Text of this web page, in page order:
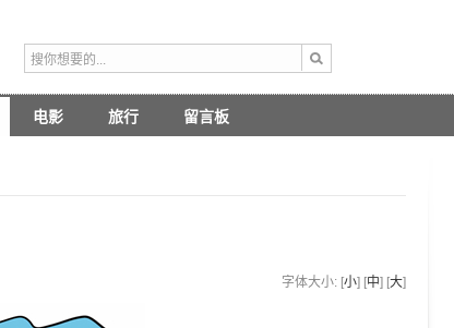
电影 旅行 留言板
字体大小: [小] [中] [大]